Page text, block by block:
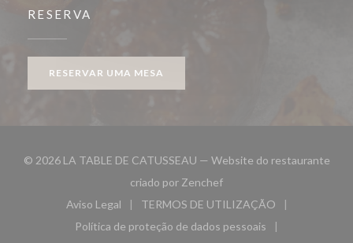
RESERVA
RESERVAR UMA MESA
© 2026 LA TABLE DE CATUSSEAU — Website do restaurante
criado por Zenchef((abre numa nova janela))
Aviso Legal
((abre numa nova janela))
TERMOS DE UTILIZAÇÃO
((abre numa nova janela))
Política de proteção de dados pessoais
((abre numa nova janela))